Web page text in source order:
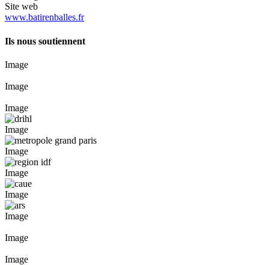
Site web
www.batirenballes.fr
Ils nous soutiennent
Image
Image
Image
Image
Image
Image
Image
Image
Image
Image